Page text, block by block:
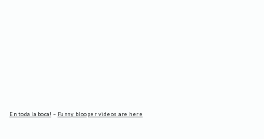
En toda la boca! – Funny blooper videos are here